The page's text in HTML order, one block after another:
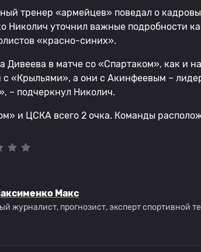
тренер «армейцев» поведал о
Николич уточнил важные подробности
«красно-синих».
Дивеева в матче со «Спартаком», как и
с «Крыльями», а они с Акинфеевым –
– подчеркнул Николич.
и ЦСКА всего 2 очка. Команды
Макс
журналист, прогнозист, эксперт спортивной